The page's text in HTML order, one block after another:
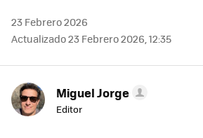
23 Febrero 2026
Actualizado 23 Febrero 2026, 12:35
Miguel Jorge
Editor